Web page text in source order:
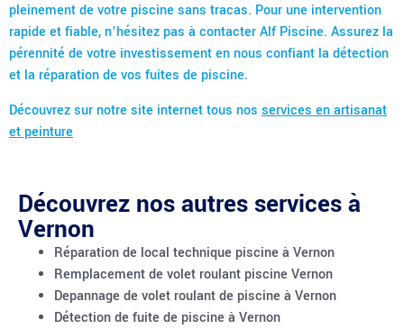
pleinement de votre piscine sans tracas. Pour une intervention
rapide et fiable, n’hésitez pas à contacter Alf Piscine. Assurez la
pérennité de votre investissement en nous confiant la détection
et la réparation de vos fuites de piscine.
Découvrez sur notre site internet tous nos services en artisanat
et peinture
Découvrez nos autres services à
Vernon
Réparation de local technique piscine à Vernon
Remplacement de volet roulant piscine Vernon
Depannage de volet roulant de piscine à Vernon
Détection de fuite de piscine à Vernon